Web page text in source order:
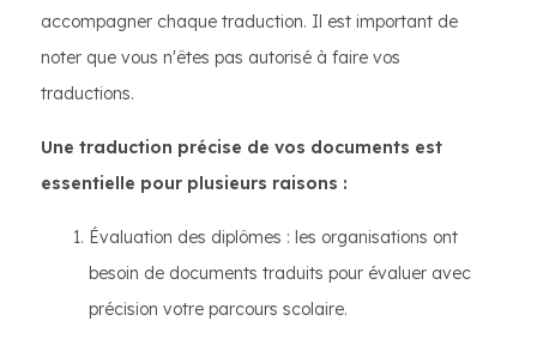
accompagner chaque traduction. Il est important de
noter que vous n'êtes pas autorisé à faire vos
traductions.
Une traduction précise de vos documents est
essentielle pour plusieurs raisons :
Évaluation des diplômes : les organisations ont
besoin de documents traduits pour évaluer avec
précision votre parcours scolaire.